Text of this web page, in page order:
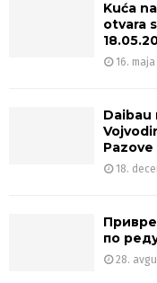
Kuća
otvara
16. maja
Daibau
Pazove
18.
по
28.